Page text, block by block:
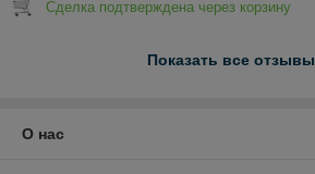
Сделка подтверждена через корзину
Показать все отзывы
О нас